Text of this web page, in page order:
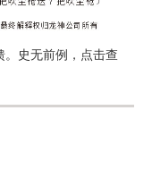
。史无前例，点击查